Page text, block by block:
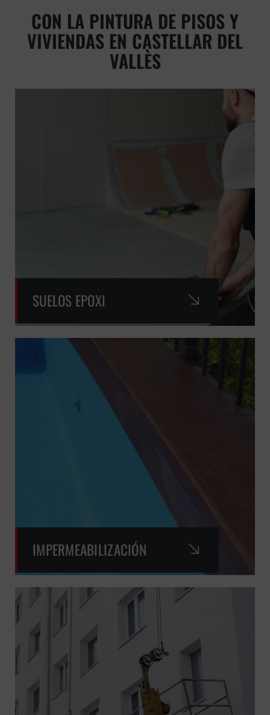
CON LA PINTURA DE PISOS Y
VIVIENDAS EN CASTELLAR DEL
VALLÈS
SUELOS EPOXI
IMPERMEABILIZACIÓN